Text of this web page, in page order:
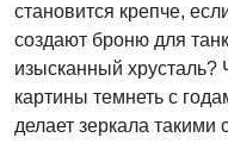
становится крепче,
создают броню для
изысканный хрусталь?
картины темнеть с
делает зеркала